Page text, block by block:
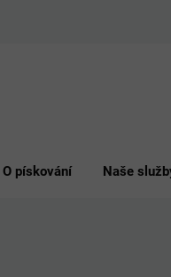
O pískování Naše